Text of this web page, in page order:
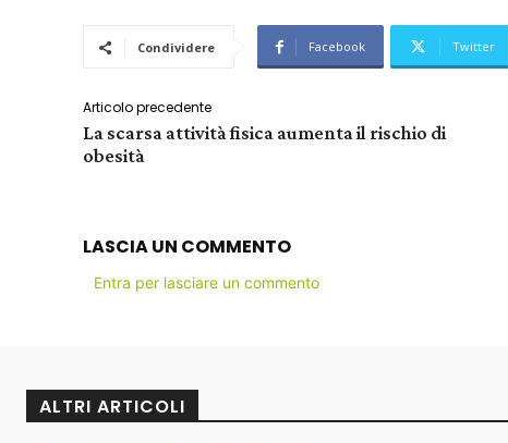
Condividere Facebook Twitter
Articolo precedente
La scarsa attività fisica aumenta il rischio di
obesità
LASCIA UN COMMENTO
Entra per lasciare un commento
ALTRI ARTICOLI